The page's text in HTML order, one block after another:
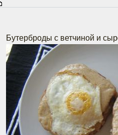
Бутерброды с ветчиной и